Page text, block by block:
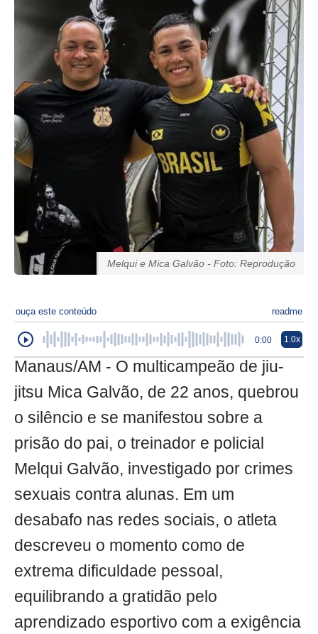
Melqui e Mica Galvão - Foto: Reprodução
ouça este conteúdo readme
0:00 1.0x
Manaus/AM - O multicampeão de jiu-
jitsu Mica Galvão, de 22 anos, quebrou
o silêncio e se manifestou sobre a
prisão do pai, o treinador e policial
Melqui Galvão, investigado por crimes
sexuais contra alunas. Em um
desabafo nas redes sociais, o atleta
descreveu o momento como de
extrema dificuldade pessoal,
equilibrando a gratidão pelo
aprendizado esportivo com a exigência